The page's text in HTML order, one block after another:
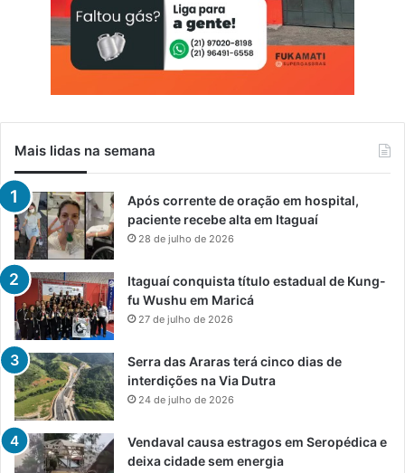
Mais lidas na semana
Após corrente de oração em hospital,
paciente recebe alta em Itaguaí
28 de julho de 2026
Itaguaí conquista título estadual de Kung-
fu Wushu em Maricá
27 de julho de 2026
Serra das Araras terá cinco dias de
interdições na Via Dutra
24 de julho de 2026
Vendaval causa estragos em Seropédica e
deixa cidade sem energia